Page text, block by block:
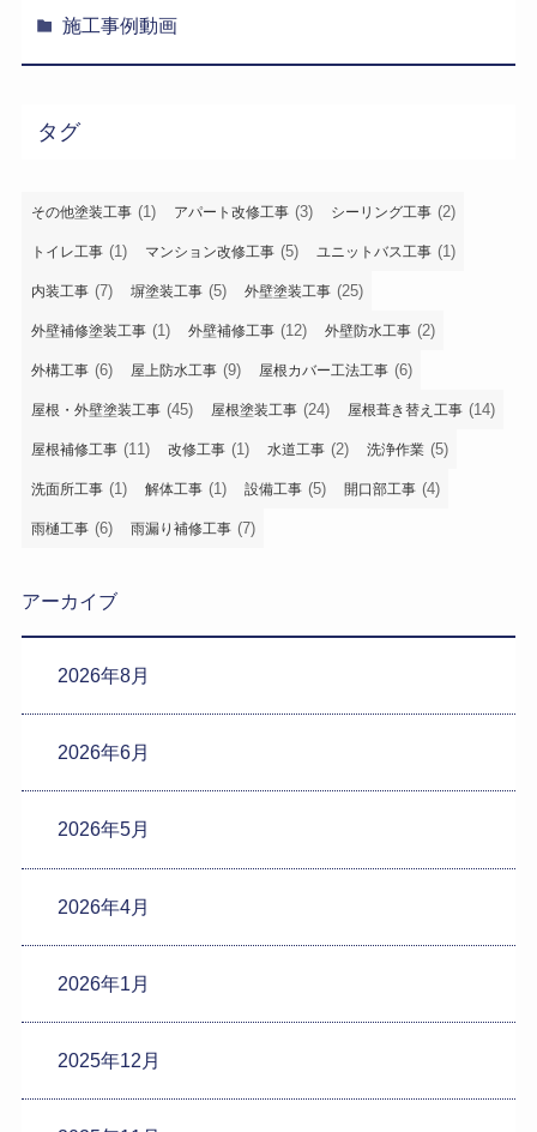
施工事例動画
タグ
その他塗装工事 (1) アパート改修工事 (3) シーリング工事 (2)
トイレ工事 (1) マンション改修工事 (5) ユニットバス工事 (1)
内装工事 (7) 塀塗装工事 (5) 外壁塗装工事 (25)
外壁補修塗装工事 (1) 外壁補修工事 (12) 外壁防水工事 (2)
外構工事 (6) 屋上防水工事 (9) 屋根カバー工法工事 (6)
屋根・外壁塗装工事 (45) 屋根塗装工事 (24) 屋根葺き替え工事 (14)
屋根補修工事 (11) 改修工事 (1) 水道工事 (2) 洗浄作業 (5)
洗面所工事 (1) 解体工事 (1) 設備工事 (5) 開口部工事 (4)
雨樋工事 (6) 雨漏り補修工事 (7)
アーカイブ
2026年8月
2026年6月
2026年5月
2026年4月
2026年1月
2025年12月